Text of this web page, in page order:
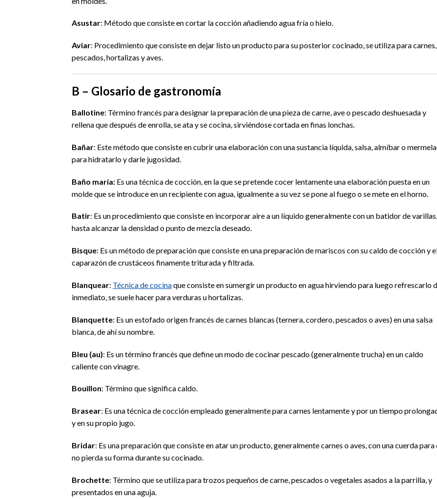
Asustar: Método que consiste en cortar la cocción añadiendo agua fría o hielo.
Aviar: Procedimiento que consiste en dejar listo un producto para su posterior cocinado, se utiliza para carnes,
pescados, hortalizas y aves.
B – Glosario de gastronomía
Ballotine: Término francés para designar la preparación de una pieza de carne, ave o pescado deshuesada y
rellena que después de enrolla, se ata y se cocina, sirviéndose cortada en finas lonchas.
Bañar: Este método que consiste en cubrir una elaboración con una sustancia líquida, salsa, almíbar o
para hidratarlo y darle jugosidad.
Baño maría: Es una técnica de cocción, en la que se pretende cocer lentamente una elaboración puesta en un
molde que se introduce en un recipiente con agua, igualmente a su vez se pone al fuego o se mete en el horno.
Batir: Es un procedimiento que consiste en incorporar aire a un líquido generalmente con un batidor de varillas,
hasta alcanzar la densidad o punto de mezcla deseado.
Bisque: Es un método de preparación que consiste en una preparación de mariscos con su caldo de cocción y
caparazón de crustáceos finamente triturada y filtrada.
Blanquear: Técnica de cocinaque consiste en sumergir un producto en agua hirviendo para luego refrescarlo
inmediato, se suele hacer para verduras u hortalizas.
Blanquette: Es un estofado origen francés de carnes blancas (ternera, cordero, pescados o aves) en una salsa
blanca, de ahí su nombre.
Bleu (au): Es un término francés que define un modo de cocinar pescado (generalmente trucha) en un caldo
caliente con vinagre.
Bouillon: Término que significa caldo.
Brasear: Es una técnica de cocción empleado generalmente para carnes lentamente y por un tiempo
y en su propio jugo.
Bridar: Es una preparación que consiste en atar un producto, generalmente carnes o aves, con una cuerda para
no pierda su forma durante su cocinado.
Brochette: Término que se utiliza para trozos pequeños de carne, pescados o vegetales asados a la parrilla, y
presentados en una aguja.